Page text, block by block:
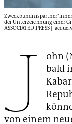
der Unterzeichnung einer
ASSOCIATED PRESS |
J
ohn
bald
von einem